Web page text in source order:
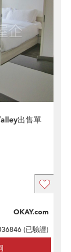
出售單
OKAY.com
(已驗證)